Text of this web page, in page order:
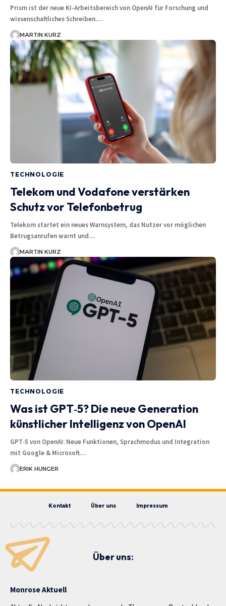
Prism ist der neue KI-Arbeitsbereich von OpenAI für Forschung und
wissenschaftliches Schreiben.…
MARTIN KURZ
TECHNOLOGIE
Telekom und Vodafone verstärken
Schutz vor Telefonbetrug
Telekom startet ein neues Warnsystem, das Nutzer vor möglichen
Betrugsanrufen warnt und…
MARTIN KURZ
TECHNOLOGIE
Was ist GPT‑5? Die neue Generation
künstlicher Intelligenz von OpenAI
GPT‑5 von OpenAI: Neue Funktionen, Sprachmodus und Integration
mit Google & Microsoft…
ERIK HUNGER
Kontakt Über uns Impressum
Über uns:
Monrose Aktuell